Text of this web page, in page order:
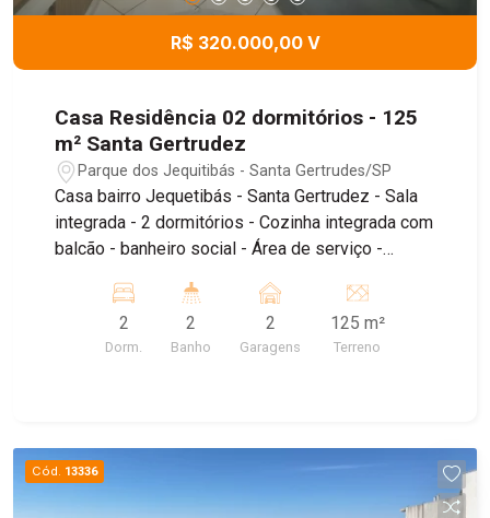
R$ 320.000,00 V
Casa Residência 02 dormitórios - 125
m² Santa Gertrudez
Parque dos Jequitibás - Santa Gertrudes/SP
Casa bairro Jequetibás - Santa Gertrudez - Sala
integrada - 2 dormitórios - Cozinha integrada com
balcão - banheiro social - Área de serviço -
banheiro - Garagem para 2 veículos com portão
eletrônico. Agende uma visita.
2
Dorm.
2
Banho
2
Garagens
125 m²
Terreno
Cód. 13336